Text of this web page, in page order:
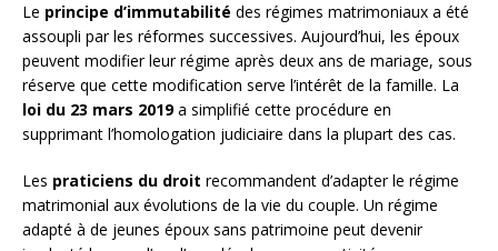
Le principe d’immutabilité des régimes matrimoniaux a été
assoupli par les réformes successives. Aujourd’hui, les époux
peuvent modifier leur régime après deux ans de mariage, sous
réserve que cette modification serve l’intérêt de la famille. La
loi du 23 mars 2019a simplifié cette procédure en
supprimant l’homologation judiciaire dans la plupart des cas.
Les praticiens du droit recommandent d’adapter le régime
matrimonial aux évolutions de la vie du couple. Un régime
adapté à de jeunes époux sans patrimoine peut devenir